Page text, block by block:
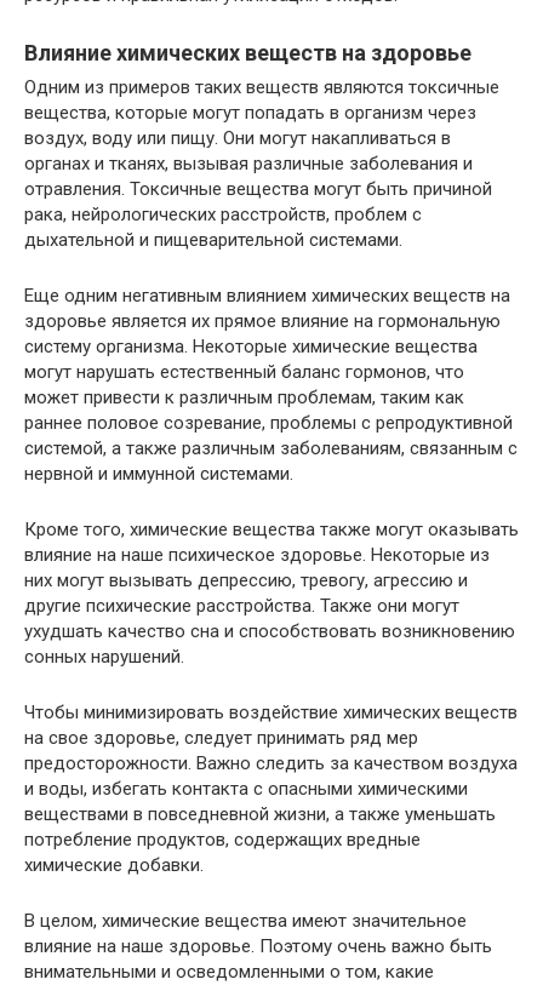
Влияние химических веществ на здоровье
Одним из примеров таких веществ являются токсичные
вещества, которые могут попадать в организм через
воздух, воду или пищу. Они могут накапливаться в
органах и тканях, вызывая различные заболевания и
отравления. Токсичные вещества могут быть причиной
рака, нейрологических расстройств, проблем с
дыхательной и пищеварительной системами.
Еще одним негативным влиянием химических веществ на
здоровье является их прямое влияние на гормональную
систему организма. Некоторые химические вещества
могут нарушать естественный баланс гормонов, что
может привести к различным проблемам, таким как
раннее половое созревание, проблемы с репродуктивной
системой, а также различным заболеваниям, связанным с
нервной и иммунной системами.
Кроме того, химические вещества также могут оказывать
влияние на наше психическое здоровье. Некоторые из
них могут вызывать депрессию, тревогу, агрессию и
другие психические расстройства. Также они могут
ухудшать качество сна и способствовать возникновению
сонных нарушений.
Чтобы минимизировать воздействие химических веществ
на свое здоровье, следует принимать ряд мер
предосторожности. Важно следить за качеством воздуха
и воды, избегать контакта с опасными химическими
веществами в повседневной жизни, а также уменьшать
потребление продуктов, содержащих вредные
химические добавки.
В целом, химические вещества имеют значительное
влияние на наше здоровье. Поэтому очень важно быть
внимательными и осведомленными о том, какие